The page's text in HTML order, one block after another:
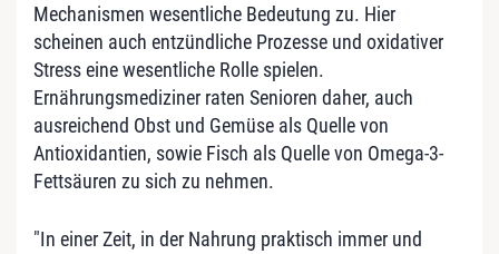
Mechanismen wesentliche Bedeutung zu. Hier
scheinen auch entzündliche Prozesse und oxidativer
Stress eine wesentliche Rolle spielen.
Ernährungsmediziner raten Senioren daher, auch
ausreichend Obst und Gemüse als Quelle von
Antioxidantien, sowie Fisch als Quelle von Omega-3-
Fettsäuren zu sich zu nehmen.
"In einer Zeit, in der Nahrung praktisch immer und